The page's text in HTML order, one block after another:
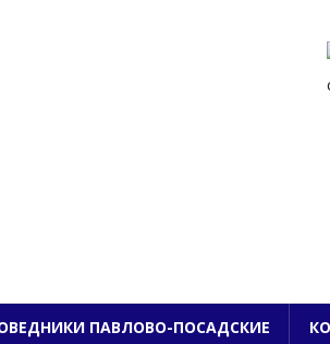
ПАВЛОВО-ПОСАДСКОЕ
ПАВЛОВО-ПОСАДСКИЕ